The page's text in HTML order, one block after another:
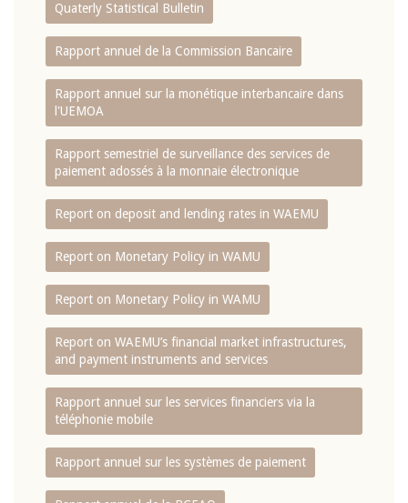
Quaterly Statistical Bulletin
Rapport annuel de la Commission Bancaire
Rapport annuel sur la monétique interbancaire dans
l'UEMOA
Rapport semestriel de surveillance des services de
paiement adossés à la monnaie électronique
Report on deposit and lending rates in WAEMU
Report on Monetary Policy in WAMU
Report on Monetary Policy in WAMU
Report on WAEMU’s financial market infrastructures,
and payment instruments and services
Rapport annuel sur les services financiers via la
téléphonie mobile
Rapport annuel sur les systèmes de paiement